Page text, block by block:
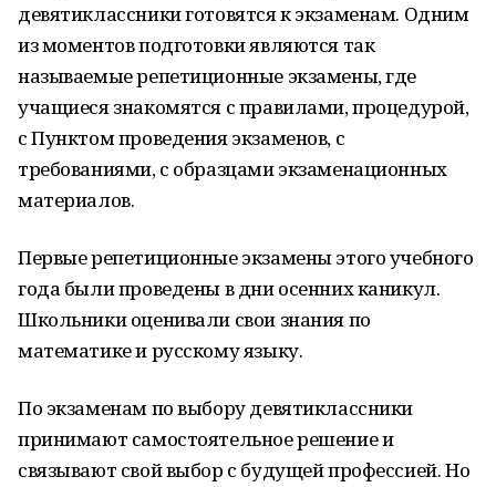
девятиклассники готовятся к экзаменам. Одним
из моментов подготовки являются так
называемые репетиционные экзамены, где
учащиеся знакомятся с правилами, процедурой,
с Пунктом проведения экзаменов, с
требованиями, с образцами экзаменационных
материалов.
Первые репетиционные экзамены этого учебного
года были проведены в дни осенних каникул.
Школьники оценивали свои знания по
математике и русскому языку.
По экзаменам по выбору девятиклассники
принимают самостоятельное решение и
связывают свой выбор с будущей профессией. Но